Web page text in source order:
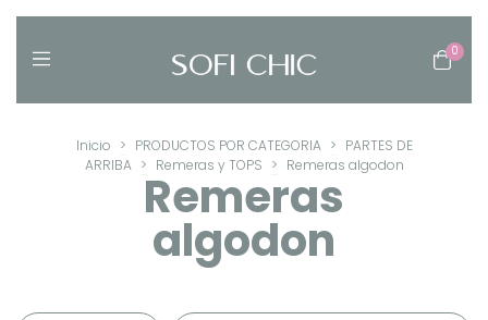
0
Inicio > PRODUCTOS POR CATEGORIA > PARTES DE
ARRIBA > Remeras y TOPS > Remeras algodon
Remeras
algodon